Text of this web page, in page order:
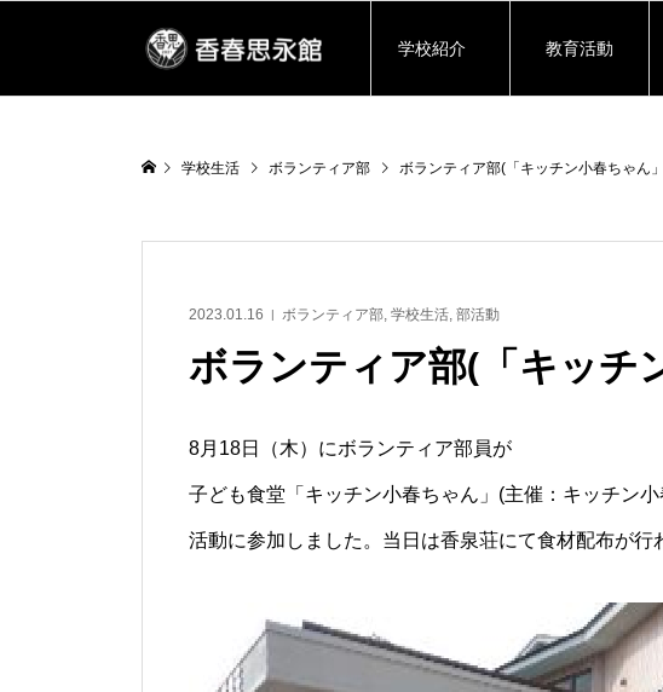
学校紹介 教育活動
学校生活 ボランティア部 ボランティア部(「キッチン小春ちゃん
2023.01.16 ボランティア部, 学校生活, 部活動
ボランティア部(「キッチ
8月18日（木）にボランティア部員が
子ども食堂「キッチン小春ちゃん」(主催：キッチン
活動に参加しました。当日は香泉荘にて食材配布が行